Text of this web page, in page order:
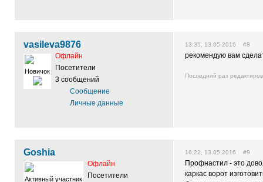
vasileva9876
Новичок
Офлайн
Посетители
3 сообщений
Сообщение
Личные данные
13:35, 13.05.2016 #8
рекомендую вам
Последний раз
Goshia
Активный участник
Офлайн
Посетители
16:22, 13.05.2016 #9
Профнастил - это
каркас ворот